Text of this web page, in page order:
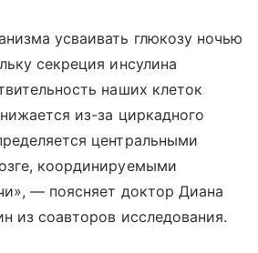
усваивать глюкозу ночью
секреция инсулина
наших клеток
из-за циркадного
центральными
координируемыми
— поясняет доктор Диана
из соавторов исследования.